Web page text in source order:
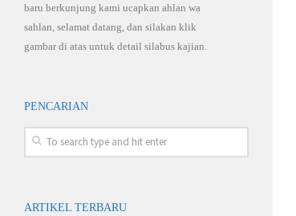
baru berkunjung kami ucapkan ahlan wa
sahlan, selamat datang, dan silakan klik
gambar di atas untuk detail silabus kajian.
PENCARIAN
ARTIKEL TERBARU